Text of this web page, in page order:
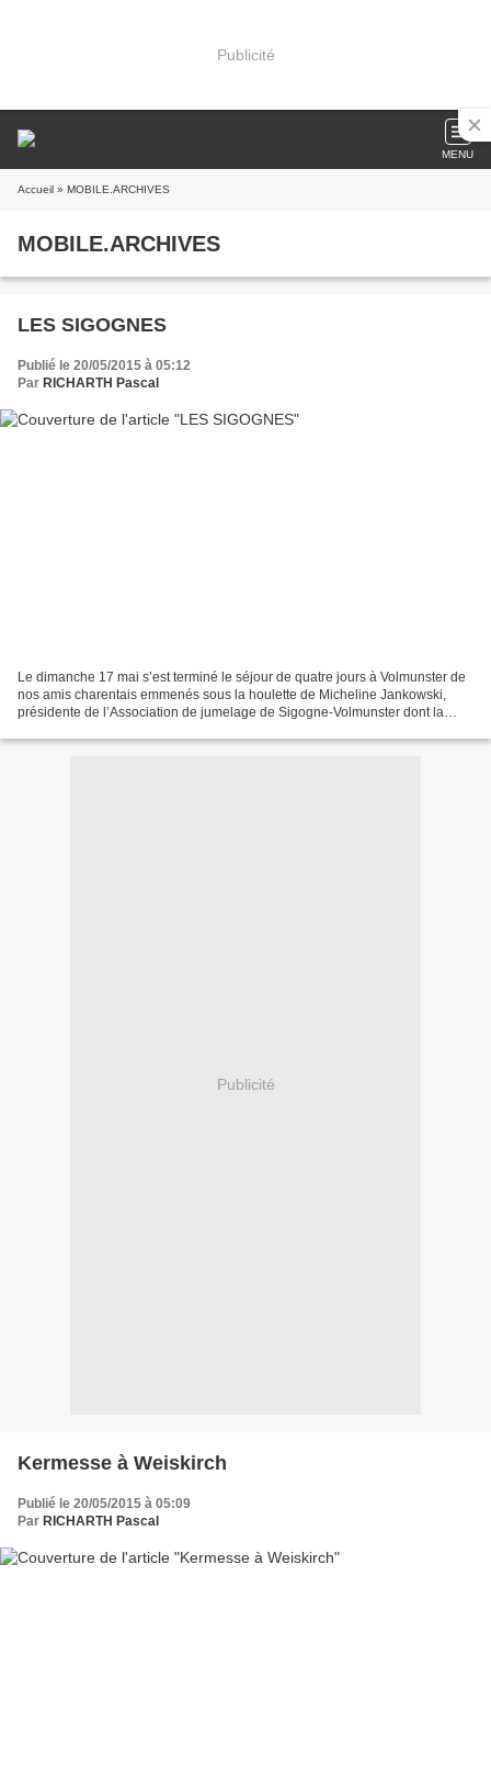
Publicité
MENU
Accueil » MOBILE.ARCHIVES
MOBILE.ARCHIVES
LES SIGOGNES
Publié le 20/05/2015 à 05:12
Par RICHARTH Pascal
Le dimanche 17 mai s’est terminé le séjour de quatre jours à Volmunster de
nos amis charentais emmenés sous la houlette de Micheline Jankowski,
présidente de l’Association de jumelage de Sigogne-Volmunster dont la
Publicité
Kermesse à Weiskirch
Publié le 20/05/2015 à 05:09
Par RICHARTH Pascal